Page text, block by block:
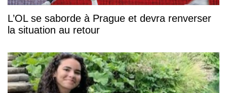
L’OL se saborde à Prague et devra renverser
la situation au retour